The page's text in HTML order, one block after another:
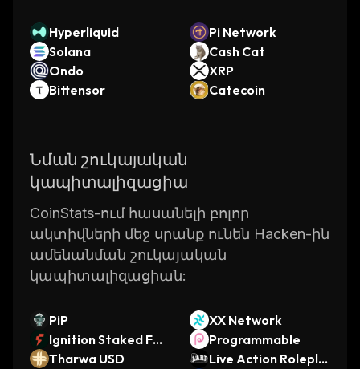
Hyperliquid
Pi Network
Solana
Cash Cat
Ondo
XRP
Bittensor
Catecoin
Նման շուկայական
կապիտալիզացիա
CoinStats-ում հասանելի բոլոր
ակտիվների մեջ սրանք ունեն Hacken-ին
ամենանման շուկայական
կապիտալիզացիան:
PiP
XX Network
Ignition Staked FO
GO
Programmable
Tharwa USD
Live Action Rolepla